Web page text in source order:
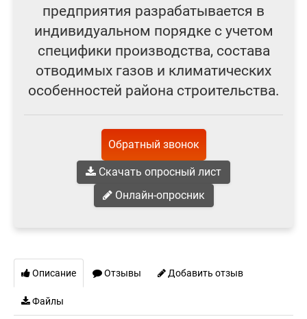
предприятия разрабатывается в
индивидуальном порядке с учетом
специфики производства, состава
отводимых газов и климатических
особенностей района строительства.
Обратный звонок
Скачать опросный лист
Онлайн-опросник
Описание Отзывы Добавить отзыв
Файлы